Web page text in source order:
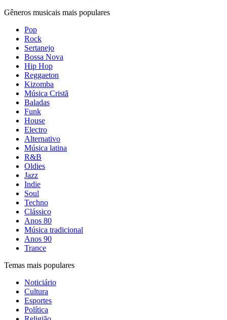
Gêneros musicais mais populares
Pop
Rock
Sertanejo
Bossa Nova
Hip Hop
Reggaeton
Kizomba
Música Cristã
Baladas
Funk
House
Electro
Alternativo
Música latina
R&B
Oldies
Jazz
Indie
Soul
Techno
Clássico
Anos 80
Música tradicional
Anos 90
Trance
Temas mais populares
Noticiário
Cultura
Esportes
Política